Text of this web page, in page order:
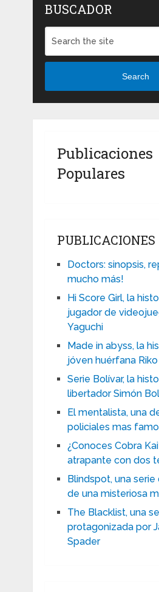
BUSCADOR
Search
Publicaciones
Populares
PUBLICACIONES
Doctors: sinopsis,
mucho más!
Hi Score Girl, la
jugador de
Yaguchi
Made in abyss, la
jóven huérfana
Serie Bolívar, la
libertador Simón
El mentalista, una
policiales mas
¿Conoces Cobra
atrapante con dos
Blindspot, una
de una misteriosa
The Blacklist, una
protagonizada por
Spader